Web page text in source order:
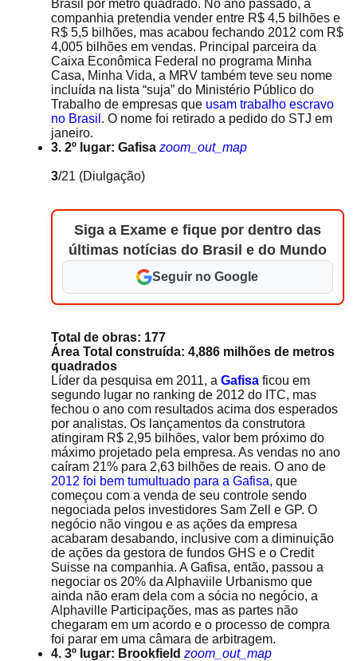
Brasil por metro quadrado. No ano passado, a
companhia pretendia vender entre R$ 4,5 bilhões e
R$ 5,5 bilhões, mas acabou fechando 2012 com R$
4,005 bilhões em vendas. Principal parceira da
Caixa Econômica Federal no programa Minha
Casa, Minha Vida, a MRV também teve seu nome
incluída na lista “suja” do Ministério Público do
Trabalho de empresas que usam trabalho escravo
no Brasil . O nome foi retirado a pedido do STJ em
janeiro.
3. 2º lugar: Gafisa zoom_out_map
3/21 (Diulgação)
Siga a Exame e fique por dentro das
últimas notícias do Brasil e do Mundo
Seguir no Google
Total de obras: 177
Área Total construída: 4,886 milhões de metros
quadrados
Líder da pesquisa em 2011, a Gafisa ficou em
segundo lugar no ranking de 2012 do ITC, mas
fechou o ano com resultados acima dos esperados
por analistas. Os lançamentos da construtora
atingiram R$ 2,95 bilhões, valor bem próximo do
máximo projetado pela empresa. As vendas no ano
caíram 21% para 2,63 bilhões de reais. O ano de
2012 foi bem tumultuado para a Gafisa, que
começou com a venda de seu controle sendo
negociada pelos investidores Sam Zell e GP. O
negócio não vingou e as ações da empresa
acabaram desabando, inclusive com a diminuição
de ações da gestora de fundos GHS e o Credit
Suisse na companhia. A Gafisa, então, passou a
negociar os 20% da Alphaviile Urbanismo que
ainda não eram dela com a sócia no negócio, a
Alphaville Participações, mas as partes não
chegaram em um acordo e o processo de compra
foi parar em uma câmara de arbitragem.
4. 3º lugar: Brookfield zoom_out_map